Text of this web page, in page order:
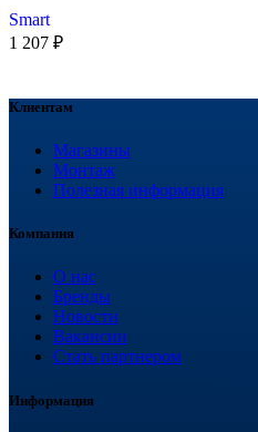
Smart
1 207 ₽
Клиентам
Магазины
Монтаж
Полезная информация
Компания
О нас
Бренды
Новости
Вакансии
Стать партнером
Информация